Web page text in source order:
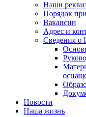
Наши
Порядок
Вакансии
Адрес и
Сведения
Новости
Наша жизнь